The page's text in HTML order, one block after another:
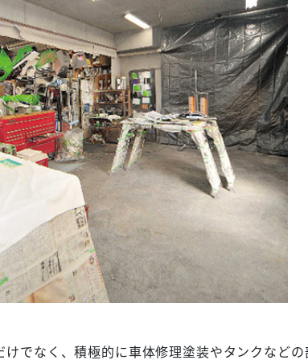
でなく、積極的に車体修理塗装やタンクなどの